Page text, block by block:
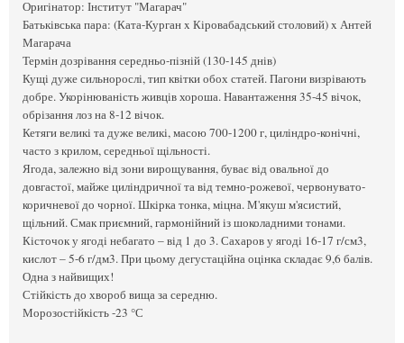
Оригінатор: Інститут "Магарач"
Батьківська пара: (Ката-Курган x Кіровабадський столовий) x Антей
Магарача
Термін дозрівання середньо-пізній (130-145 днів)
Кущі дуже сильнорослі, тип квітки обох статей. Пагони визрівають
добре. Укорінюваність живців хороша. Навантаження 35-45 вічок,
обрізання лоз на 8-12 вічок.
Кетяги великі та дуже великі, масою 700-1200 г, циліндро-конічні,
часто з крилом, середньої щільності.
Ягода, залежно від зони вирощування, буває від овальної до
довгастої, майже циліндричної та від темно-рожевої, червонувато-
коричневої до чорної. Шкірка тонка, міцна. М'якуш м'ясистий,
щільний. Смак приємний, гармонійний із шоколадними тонами.
Кісточок у ягоді небагато – від 1 до 3. Сахаров у ягоді 16-17 г/см3,
кислот – 5-6 г/дм3. При цьому дегустаційна оцінка складає 9,6 балів.
Одна з найвищих!
Стійкість до хвороб вища за середню.
Морозостійкість -23 °С